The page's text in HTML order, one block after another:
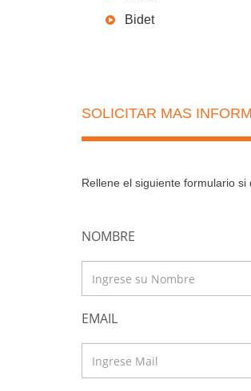
Bidet
SOLICITAR MAS
Rellene el siguiente formulario
NOMBRE
EMAIL